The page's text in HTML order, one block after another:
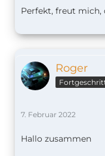
Perfekt, freut mich,
Roger
7. Februar 2022
Hallo zusammen